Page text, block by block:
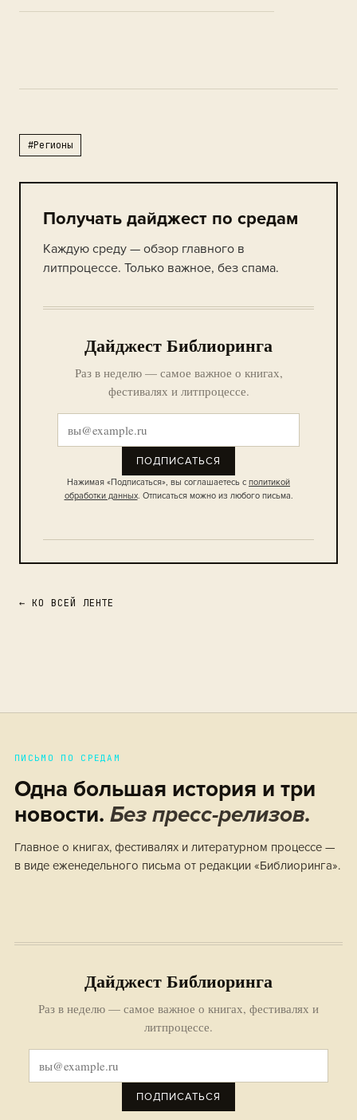
#Регионы
Получать дайджест по средам
Каждую среду — обзор главного в
литпроцессе. Только важное, без спама.
Дайджест Библиоринга
Раз в неделю — самое важное о книгах,
фестивалях и литпроцессе.
ПОДПИСАТЬСЯ
Нажимая «Подписаться», вы соглашаетесь с политикой
обработки данных. Отписаться можно из любого письма.
← КО ВСЕЙ ЛЕНТЕ
ПИСЬМО ПО СРЕДАМ
Одна большая история и три
новости. Без пресс-релизов.
Главное о книгах, фестивалях и литературном процессе —
в виде еженедельного письма от редакции «Библиоринга».
Дайджест Библиоринга
Раз в неделю — самое важное о книгах, фестивалях и
литпроцессе.
ПОДПИСАТЬСЯ